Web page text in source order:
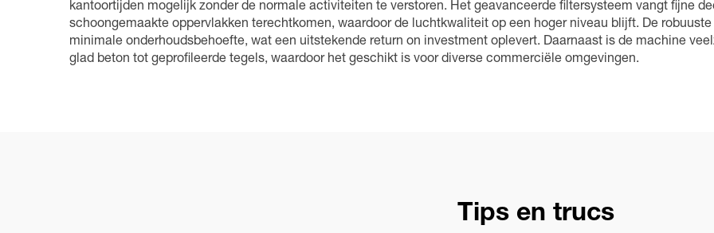
kantoortijden mogelijk zonder de normale activiteiten te verstoren. Het geavanceerde filtersysteem vangt fijne
schoongemaakte oppervlakken terechtkomen, waardoor de luchtkwaliteit op een hoger niveau blijft. De
minimale onderhoudsbehoefte, wat een uitstekende return on investment oplevert. Daarnaast is de machine
glad beton tot geprofileerde tegels, waardoor het geschikt is voor diverse commerciële omgevingen.
Tips en trucs